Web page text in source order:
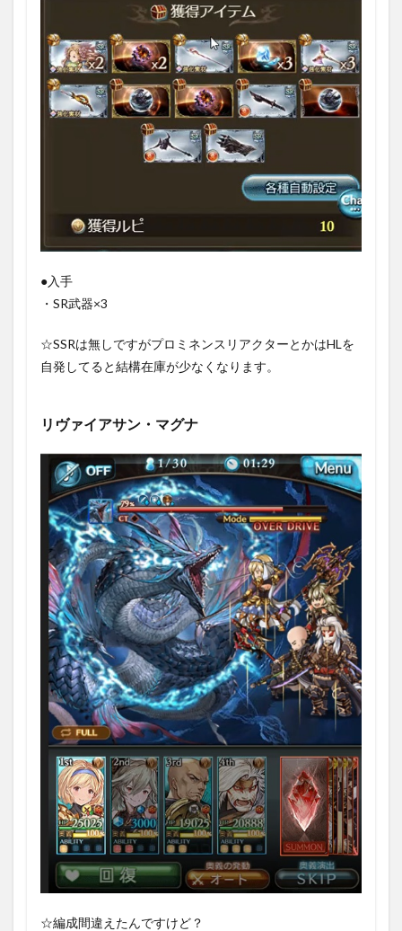
●入手
・SR武器×3
☆SSRは無しですがプロミネンスリアクターとかはHLを
自発してると結構在庫が少なくなります。
リヴァイアサン・マグナ
☆編成間違えたんですけど？